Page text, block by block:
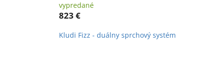
vypredané
823 €
Kludi Fizz - duálny sprchový systém